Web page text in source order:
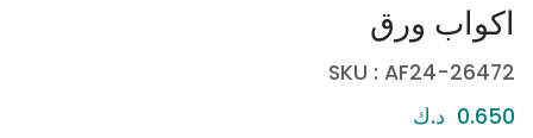
اكواب ورق
SKU : AF24-26472
0.650 د.ك